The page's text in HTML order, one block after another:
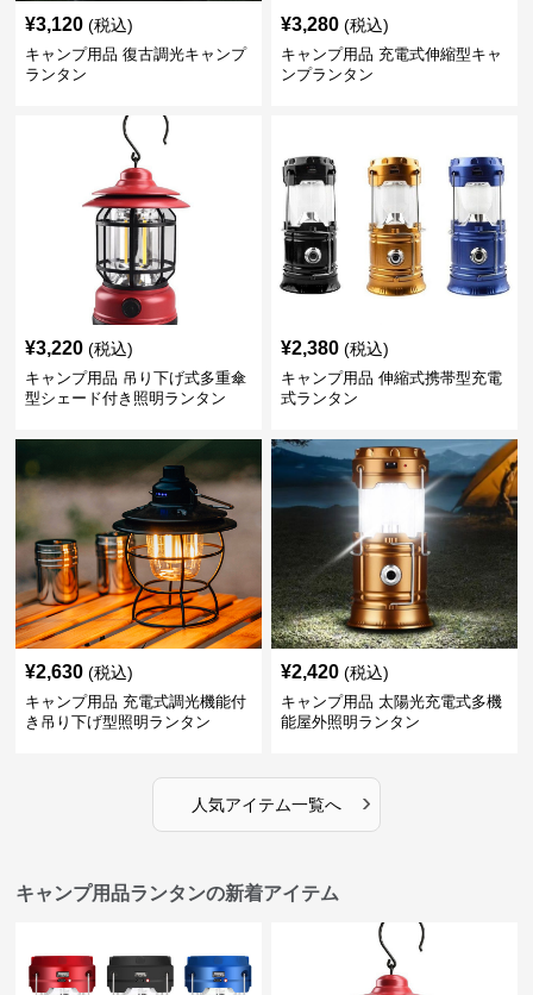
¥3,120 (税込)
キャンプ用品 復古調光キャンプ
ランタン
¥3,280 (税込)
キャンプ用品 充電式伸縮型キャ
ンプランタン
¥3,220 (税込)
キャンプ用品 吊り下げ式多重傘
型シェード付き照明ランタン
¥2,380 (税込)
キャンプ用品 伸縮式携帯型充電
式ランタン
¥2,630 (税込)
キャンプ用品 充電式調光機能付
き吊り下げ型照明ランタン
¥2,420 (税込)
キャンプ用品 太陽光充電式多機
能屋外照明ランタン
人気アイテム一覧へ ›
キャンプ用品ランタンの新着アイテム